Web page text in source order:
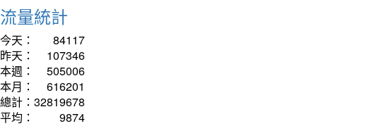
流量統計
今天：
84117
昨天：
107346
本週：
505006
本月：
616201
總計： 32819678
平均：
9874